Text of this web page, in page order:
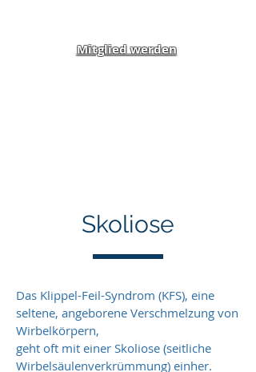
Mitglied werden
Skoliose
Das Klippel-Feil-Syndrom (KFS), eine
seltene, angeborene Verschmelzung von
Wirbelkörpern,
geht oft mit einer Skoliose (seitliche
Wirbelsäulenverkrümmung) einher.